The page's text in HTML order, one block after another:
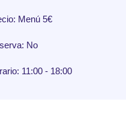
Menú 5€
No
11:00 - 18:00